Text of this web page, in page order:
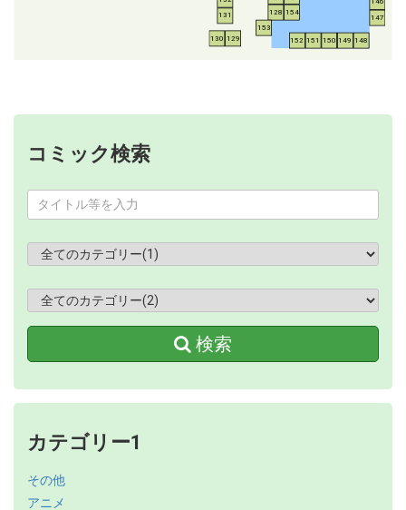
128
129
130
131
147
148
149
150
151
152
153
154
コミック検索
検索
カテゴリー1
その他
アニメ